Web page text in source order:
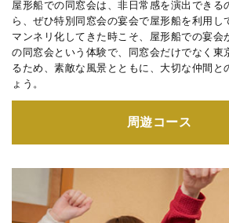
屋形船での同窓会は、非日常感を演出できる
ら、ぜひ特別同窓会の宴会で屋形船を利用し
マンネリ化してきた時こそ、屋形船での宴会
の同窓会という体験で、同窓会だけでなく東
るため、素敵な風景とともに、大切な仲間と
ょう。
周遊コース